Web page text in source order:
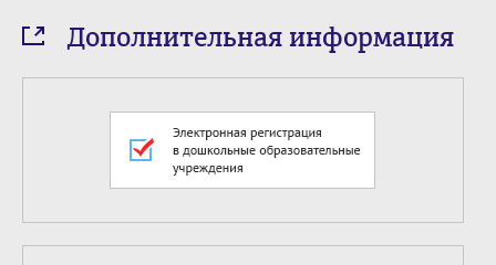
Дополнительная информация